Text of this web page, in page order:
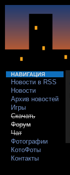
НАВИГАЦИЯ
Новости в RSS
Новости
Архив новостей
Игры
Скачать
Форум
Чат
Фотографии
КотоФоты
Контакты